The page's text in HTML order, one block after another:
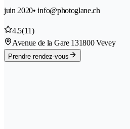
juin 2020• info@photoglane.ch
4.5(11)
Avenue de la Gare 131800 Vevey
Prendre rendez-vous